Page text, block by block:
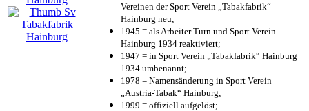
Vereinen der Sport Verein „Tabakfabrik“
Hainburg neu;
1945 = als Arbeiter Turn und Sport Verein
Hainburg 1934 reaktiviert;
1947 = in Sport Verein „Tabakfabrik“ Hainburg
1934 umbenannt;
1978 = Namensänderung in Sport Verein
„Austria-Tabak“ Hainburg;
1999 = offiziell aufgelöst;